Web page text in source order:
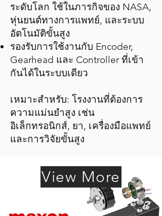
ระดับโลก ใช้ในภารกิจของ NASA,
หุ่นยนต์ทางการแพทย์, และระบบ
อัตโนมัติขั้นสูง
รองรับการใช้งานกับ Encoder,
Gearhead และ Controller ที่เข้า
กันได้ในระบบเดียว
เหมาะสำหรับ: โรงงานที่ต้องการ
ความแม่นยำสูง เช่น
อิเล็กทรอนิกส์, ยา, เครื่องมือแพทย์
และการวิจัยขั้นสูง
View More